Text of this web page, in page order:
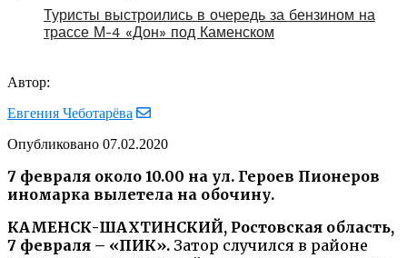
Туристы выстроились в очередь за бензином на
трассе М-4 «Дон» под Каменском
Автор:
Евгения Чеботарёва
Опубликовано 07.02.2020
7 февраля около 10.00 на ул. Героев Пионеров
иномарка вылетела на обочину.
КАМЕНСК-ШАХТИНСКИЙ, Ростовская область,
7 февраля – «ПИК». Затор случился в районе